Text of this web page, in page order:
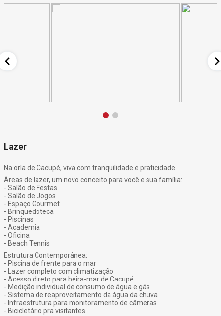
Lazer
Na orla de Cacupé, viva com tranquilidade e praticidade.
Áreas de lazer, um novo conceito para você e sua família:
- Salão de Festas
- Salão de Jogos
- Espaço Gourmet
- Brinquedoteca
- Piscinas
- Academia
- Oficina
- Beach Tennis
Estrutura Contemporânea:
- Piscina de frente para o mar
- Lazer completo com climatização
- Acesso direto para beira-mar de Cacupé
- Medição individual de consumo de água e gás
- Sistema de reaproveitamento da água da chuva
- Infraestrutura para monitoramento de câmeras
- Bicicletário pra visitantes